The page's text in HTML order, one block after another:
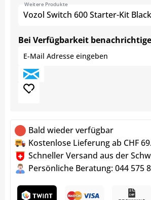
Weitere Produkte
Bei Verfügbarkeit
Bald wieder verfügbar
Kostenlose Lieferung ab CHF
Schneller Versand aus der
Persönliche Beratung: 044 575